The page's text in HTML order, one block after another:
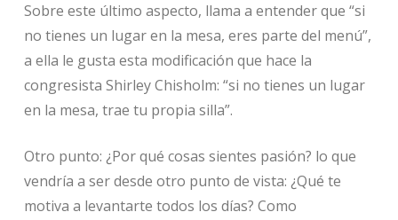
Sobre este último aspecto, llama a entender que “si
no tienes un lugar en la mesa, eres parte del menú”,
a ella le gusta esta modificación que hace la
congresista Shirley Chisholm: “si no tienes un lugar
en la mesa, trae tu propia silla”.
Otro punto: ¿Por qué cosas sientes pasión? lo que
vendría a ser desde otro punto de vista: ¿Qué te
motiva a levantarte todos los días? Como